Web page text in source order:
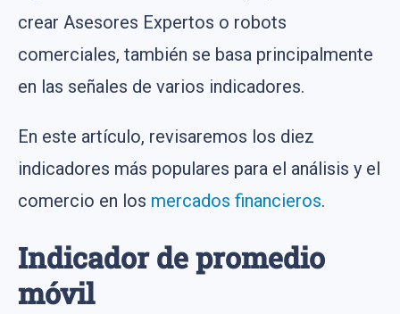
crear Asesores Expertos o robots
comerciales, también se basa principalmente
en las señales de varios indicadores.
En este artículo, revisaremos los diez
indicadores más populares para el análisis y el
comercio en los mercados financieros.
Indicador de promedio
móvil